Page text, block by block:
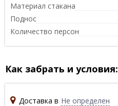
Материал стакана
Поднос
Количество персон
Как забрать и условия:
Доставка в Не определен